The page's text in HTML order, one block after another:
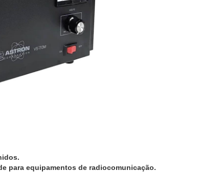
para equipamentos de radiocomunicação.